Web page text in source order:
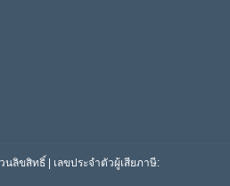
ลิขสิทธิ์ | เลขประจำตัวผู้เสียภาษี: